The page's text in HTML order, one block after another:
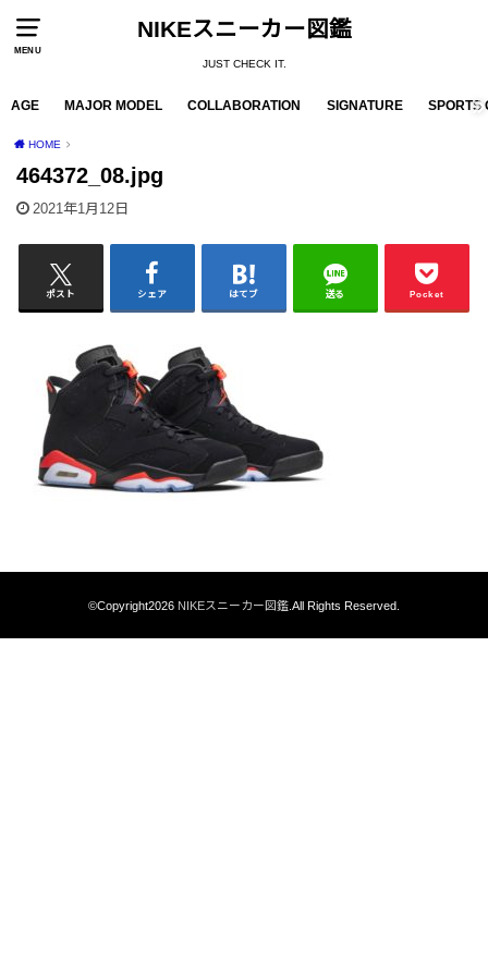
MENU
NIKEスニーカー図鑑
JUST CHECK IT.
AGE MAJOR MODEL COLLABORATION SIGNATURE SPORTS
HOME
464372_08.jpg
2021年1月12日
ポスト シェア はてブ 送る Pocket
©Copyright2026 NIKEスニーカー図鑑.All Rights Reserved.